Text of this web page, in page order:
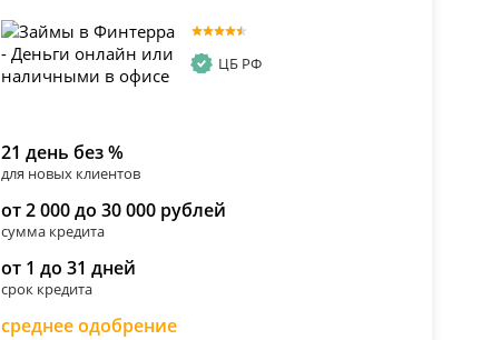
ЦБ РФ
21 день без %
для новых клиентов
от 2 000 до 30 000 рублей
сумма кредита
от 1 до 31 дней
срок кредита
среднее одобрение